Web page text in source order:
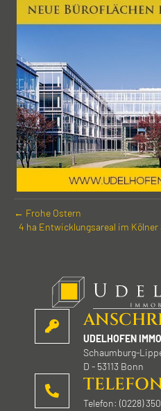
← Frohe Ostern
4 ha Entwicklungs­areal im
UDELHOFEN
Schaumburg-
D - 53113 Bonn
Telefon: (0228)